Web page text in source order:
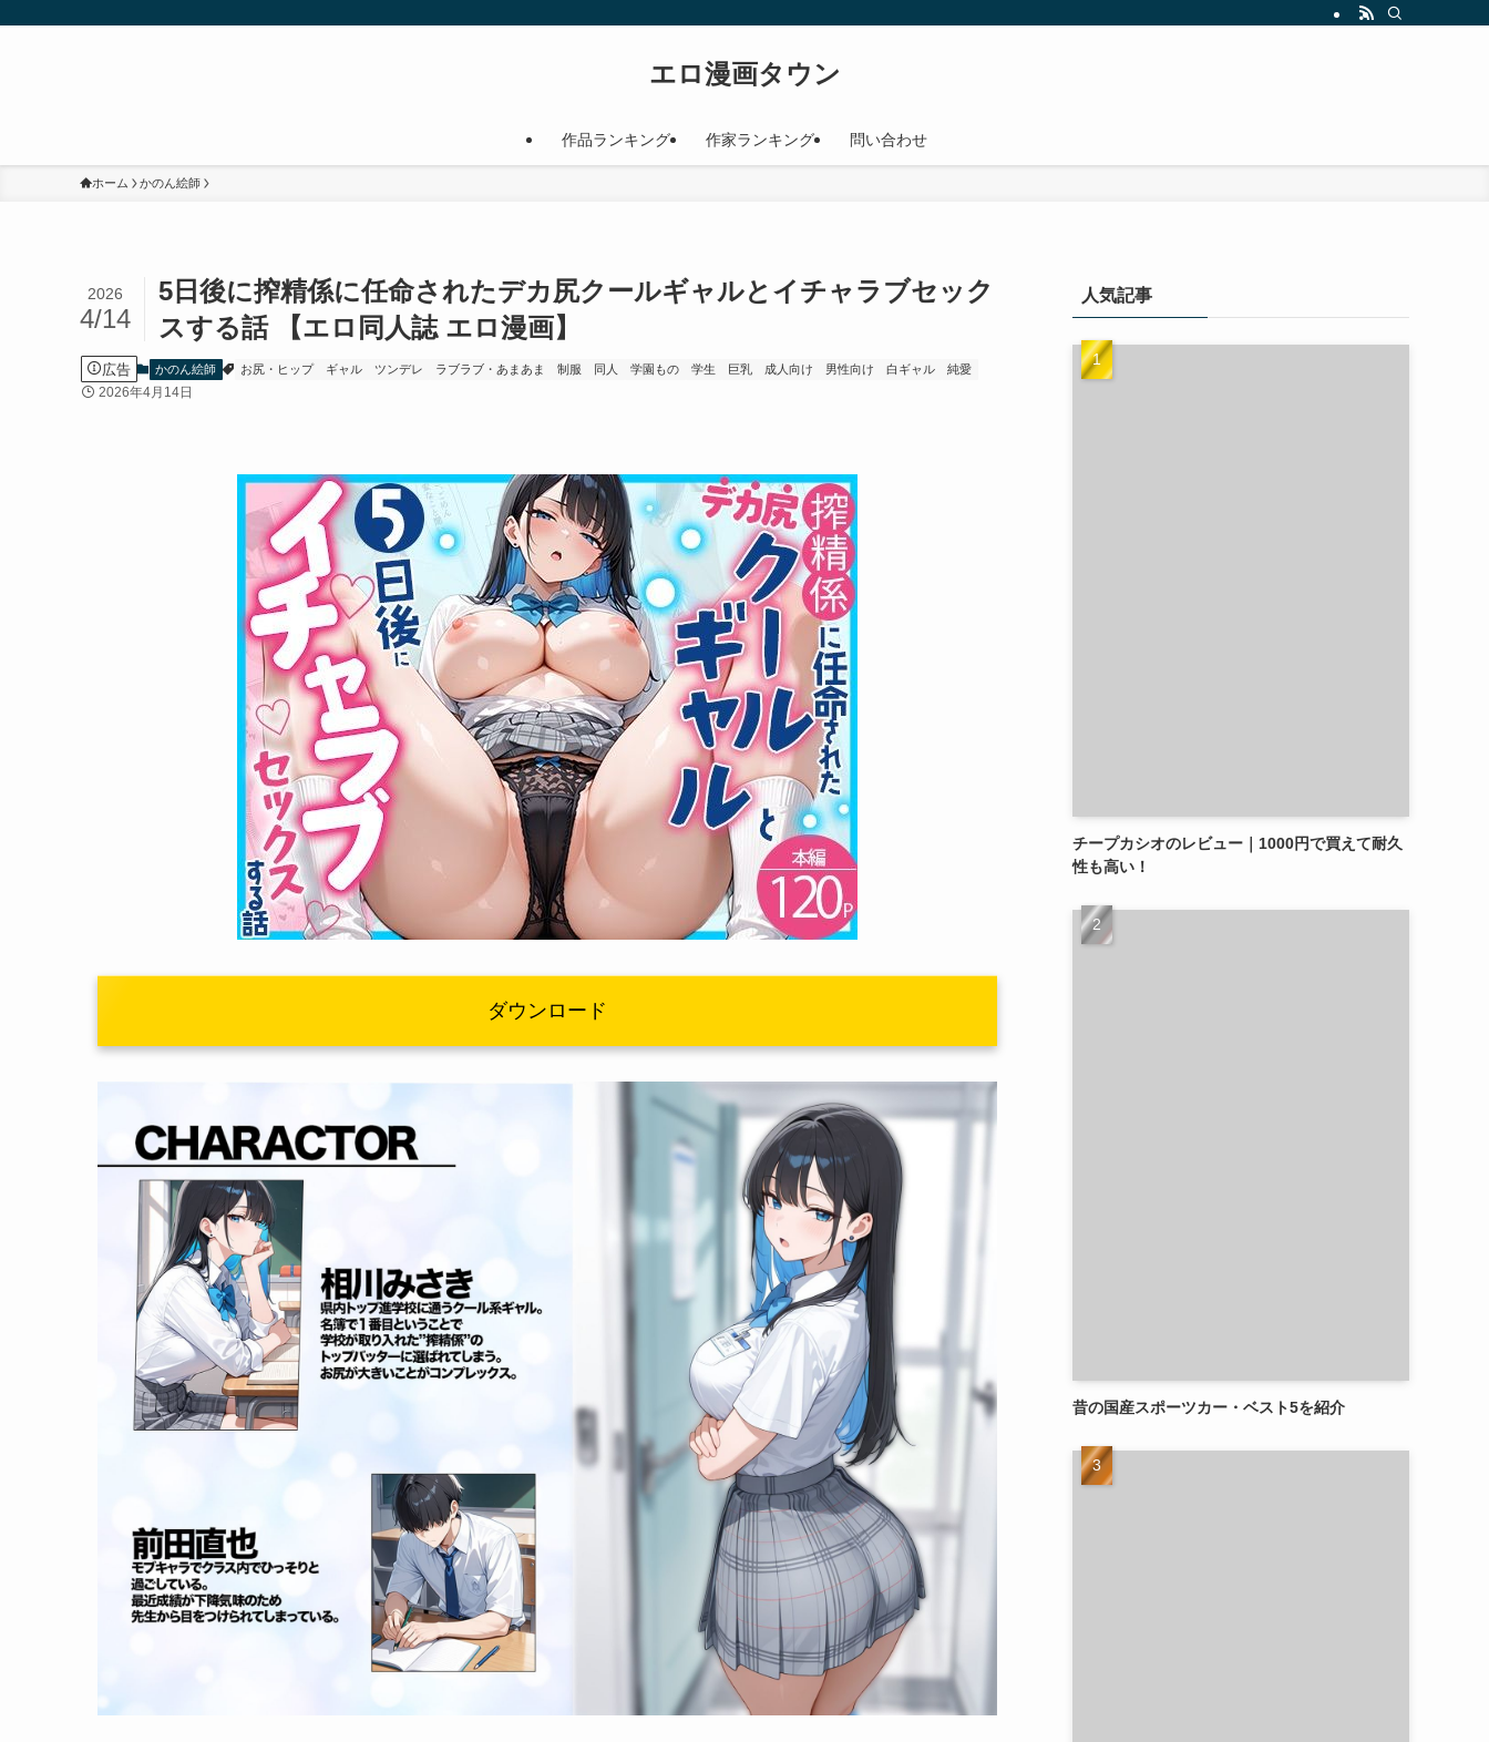
エロ漫画タウン
作品ランキング 作家ランキング 問い合わせ
ホーム かのん絵師
5日後に搾精係に任命されたデカ尻クールギャルとイチャラブセック
スする話 【エロ同人誌 エロ漫画】
2026
4/14
広告 かのん絵師 お尻・ヒップ ギャル ツンデレ ラブラブ・あまあま 制服 同人 学園もの 学生 巨乳 成人向け 男性向け 白ギャル 純愛
2026年4月14日
ダウンロード
人気記事
チープカシオのレビュー｜1000円で買えて耐久
性も高い！
昔の国産スポーツカー・ベスト5を紹介